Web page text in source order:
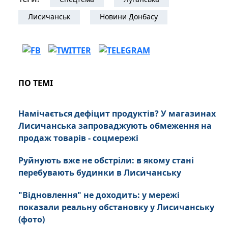
Лисичанськ
Новини Донбасу
ПО ТЕМІ
Намічається дефіцит продуктів? У магазинах
Лисичанська запроваджують обмеження на
продаж товарів - соцмережі
Руйнують вже не обстріли: в якому стані
перебувають будинки в Лисичанську
"Відновлення" не доходить: у мережі
показали реальну обстановку у Лисичанську
(фото)